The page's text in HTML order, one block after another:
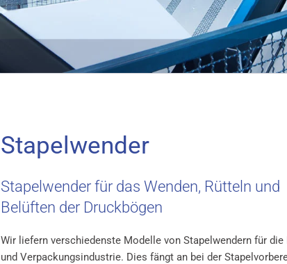
Stapelwender
Stapelwender für das Wenden, Rütteln und
Belüften der Druckbögen
Wir liefern verschiedenste Modelle von Stapelwendern für die
und Verpackungsindustrie. Dies fängt an bei der